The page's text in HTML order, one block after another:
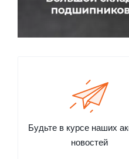
Будьте в курсе наших
новостей